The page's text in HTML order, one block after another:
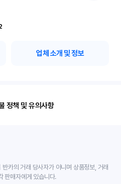
업체 소개 및 정보
정책 및 유의사항
카의 거래 당사자가 아니며 상품정보, 거래
판매자에게 있습니다.